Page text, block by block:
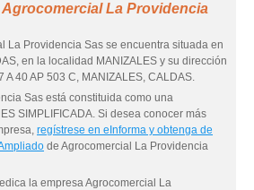
La Providencia
La Providencia Sas se encuentra situada en
en la localidad MANIZALES y su dirección
A 40 AP 503 C, MANIZALES, CALDAS.
Sas está constituida como una
SIMPLIFICADA. Si desea conocer más
regístrese en eInforma y obtenga de
de Agrocomercial La Providencia
la empresa Agrocomercial La